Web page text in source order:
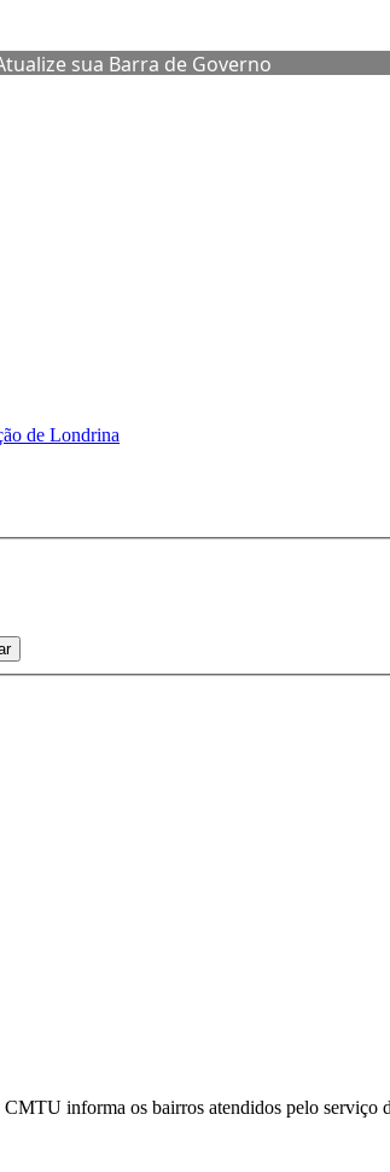
sua Barra de Governo
de Londrina
CMTU informa os bairros atendidos pelo serviço